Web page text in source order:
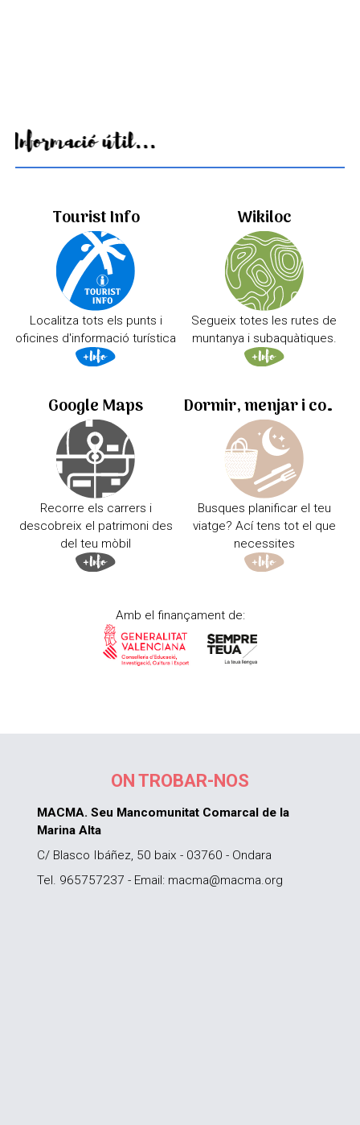
Informació útil...
Tourist Info
Localitza tots els punts i
oficines d'informació turística
Wikiloc
Segueix totes les rutes de
muntanya i subaquàtiques.
Google Maps
Recorre els carrers i
descobreix el patrimoni des
del teu mòbil
Dormir, menjar i comprar
Busques planificar el teu
viatge? Ací tens tot el que
necessites
Amb el finançament de:
ON TROBAR-NOS
MACMA. Seu Mancomunitat Comarcal de la
Marina Alta
C/ Blasco Ibáñez, 50 baix - 03760 - Ondara
Tel. 965757237 - Email: macma@macma.org